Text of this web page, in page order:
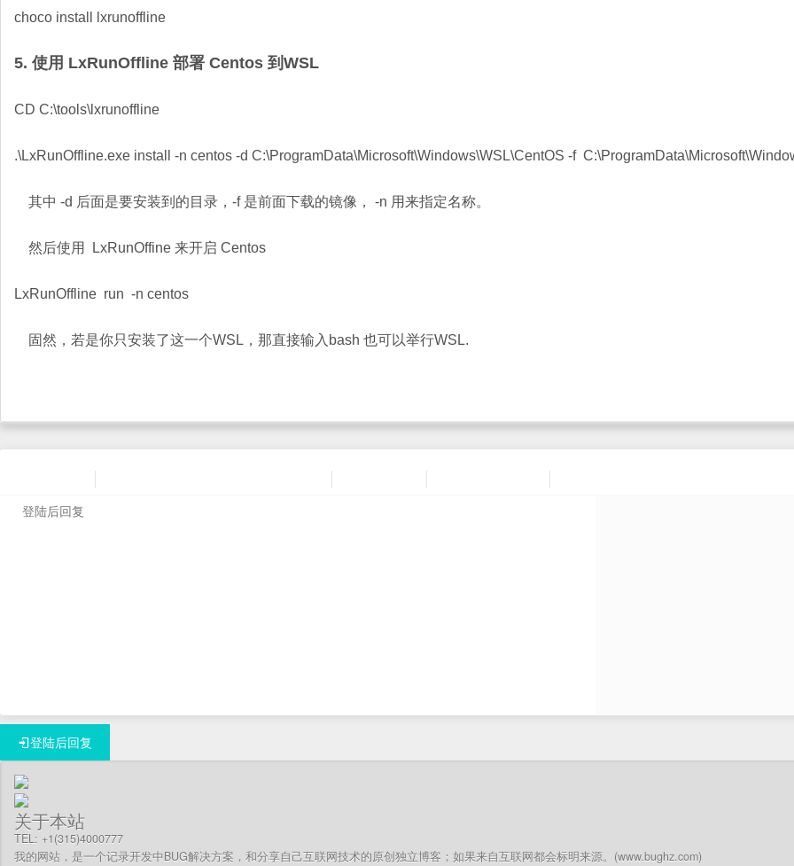
choco install lxrunoffline
5. 使用 LxRunOffline 部署 Centos 到WSL
CD C:\tools\lxrunoffline
.\LxRunOffline.exe install -n centos -d C:\ProgramData\Microsoft\Windows\WSL\CentOS -f
其中 -d 后面是要安装到的目录，-f 是前面下载的镜像， -n 用来指定名称。
然后使用 LxRunOffine 来开启 Centos
LxRunOffline run -n centos
固然，若是你只安装了这一个WSL，那直接输入bash 也可以举行WSL.
登陆后回复
关于本站
TEL: +1(315)4000777
我的网站，是一个记录开发中BUG解决方案，和分享自己互联网技术的原创独立博客；如果来自互联网都会标明来源。(www.bughz.com)